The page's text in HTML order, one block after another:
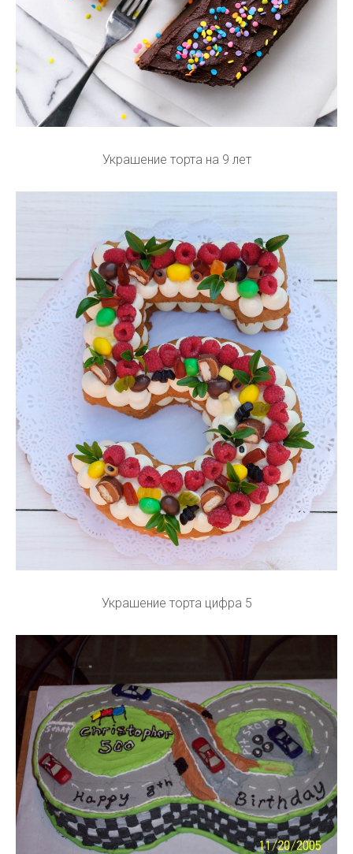
Украшение торта на 9 лет
Украшение торта цифра 5